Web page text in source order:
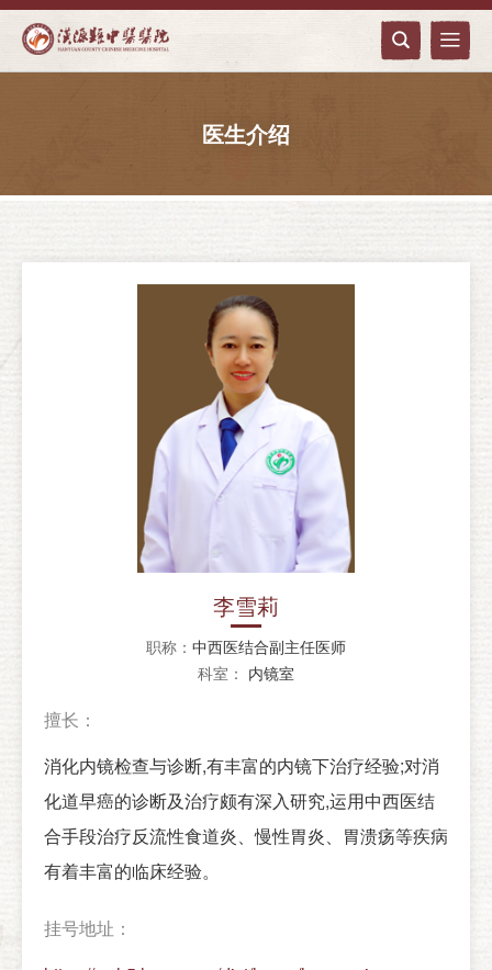
 
医生介绍
李雪莉
职称： 中西医结合副主任医师
科室： 内镜室
擅长：
消化内镜检查与诊断,有丰富的内镜下治疗经验;对消
化道早癌的诊断及治疗颇有深入研究,运用中西医结
合手段治疗反流性食道炎、慢性胃炎、胃溃疡等疾病
有着丰富的临床经验。
挂号地址：